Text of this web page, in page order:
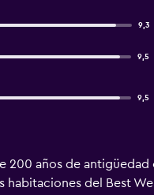
9,3
9,5
9,5
200 años de
del Best